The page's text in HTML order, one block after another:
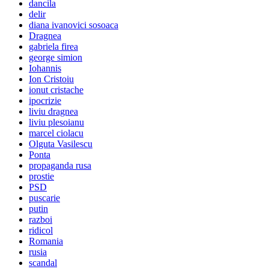
dancila
delir
diana ivanovici sosoaca
Dragnea
gabriela firea
george simion
Iohannis
Ion Cristoiu
ionut cristache
ipocrizie
liviu dragnea
liviu plesoianu
marcel ciolacu
Olguta Vasilescu
Ponta
propaganda rusa
prostie
PSD
puscarie
putin
razboi
ridicol
Romania
rusia
scandal